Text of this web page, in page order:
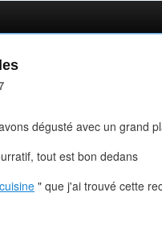
dégusté avec un grand
tout est bon dedans
" que j'ai trouvé cette